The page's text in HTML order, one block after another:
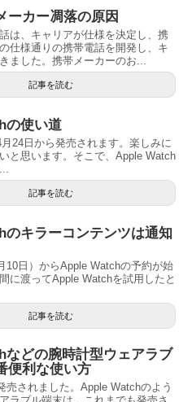
ーカー凋落の原因
は、キャリアが仕様を決定し、携
仕様通りの携帯電話を開発し、キ
ました。携帯メーカーのお...
記事を読む
の使い道
24日から発売されます。楽しみに
と思います。そこで、Apple Watch
記事を読む
キラーコンテンツは通知
10日）からApple Watchの予約が始
に渡ってApple Watchを試用したと
記事を読む
などの腕時計型ウェアラブ
便利な使い方
売されました。Apple Watchのよう